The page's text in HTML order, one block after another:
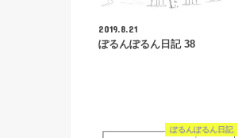
2019.8.21
ぽるんぽるん日記 38
ぽるんぽるん日記